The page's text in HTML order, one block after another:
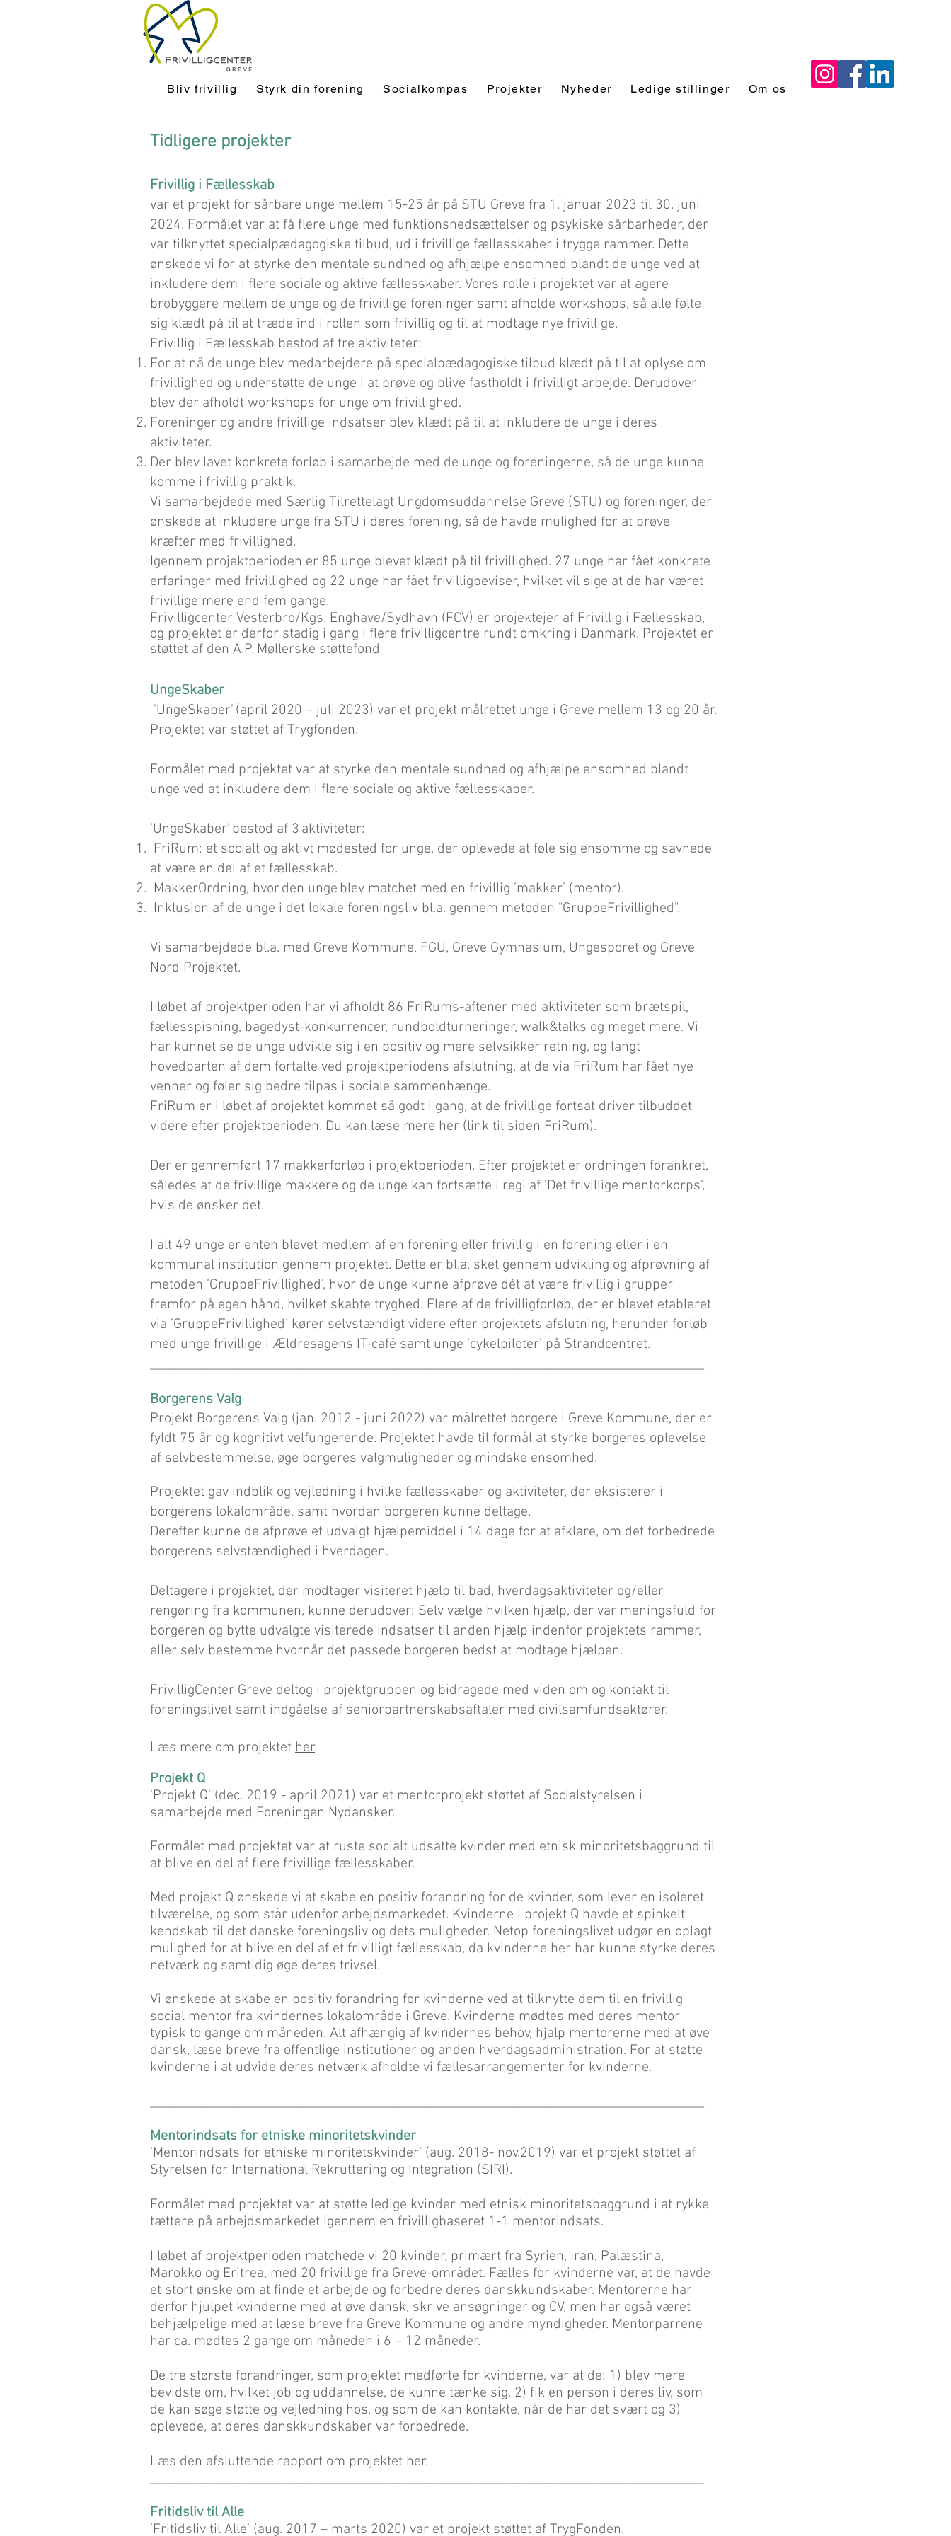
Bliv frivillig Styrk din forening Socialkompas Projekter Nyheder Ledige stillinger Om os
Tidligere projekter
Frivillig i Fællesskab
var et projekt for sårbare unge mellem 15-25 år på STU Greve fra 1. januar 2023 til 30. juni
2024. Formålet var at få flere unge med funktionsnedsættelser og psykiske sårbarheder, der
var tilknyttet specialpædagogiske tilbud, ud i frivillige fællesskaber i trygge rammer. Dette
ønskede vi for at styrke den mentale sundhed og afhjælpe ensomhed blandt de unge ved at
inkludere dem i flere sociale og aktive fællesskaber. Vores rolle i projektet var at agere
brobyggere mellem de unge og de frivillige foreninger samt afholde workshops, så alle følte
sig klædt på til at træde ind i rollen som frivillig og til at modtage nye frivillige.
Frivillig i Fællesskab bestod af tre aktiviteter:
For at nå de unge blev medarbejdere på specialpædagogiske tilbud klædt på til at oplyse om
frivillighed og understøtte de unge i at prøve og blive fastholdt i frivilligt arbejde. Derudover
blev der afholdt workshops for unge om frivillighed.
Foreninger og andre frivillige indsatser blev klædt på til at inkludere de unge i deres
aktiviteter.
Der blev lavet konkrete forløb i samarbejde med de unge og foreningerne, så de unge kunne
komme i frivillig praktik.
Vi samarbejdede med Særlig Tilrettelagt Ungdomsuddannelse Greve (STU) og foreninger, der
ønskede at inkludere unge fra STU i deres forening, så de havde mulighed for at prøve
kræfter med frivillighed.
Igennem projektperioden er 85 unge blevet klædt på til frivillighed. 27 unge har fået konkrete
erfaringer med frivillighed og 22 unge har fået frivilligbeviser, hvilket vil sige at de har været
frivillige mere end fem gange.
Frivilligcenter Vesterbro/Kgs. Enghave/Sydhavn (FCV) er projektejer af Frivillig i Fællesskab,
og projektet er derfor stadig i gang i flere frivilligcentre rundt omkring i Danmark. Projektet er
støttet af den A.P. Møllerske støttefond.
UngeSkaber
’UngeSkaber’ (april 2020 – juli 2023) var et projekt målrettet unge i Greve mellem 13 og 20 år.
Projektet var støttet af Trygfonden.
Formålet med projektet var at styrke den mentale sundhed og afhjælpe ensomhed blandt
unge ved at inkludere dem i flere sociale og aktive fællesskaber.
’UngeSkaber’ bestod af 3 aktiviteter:
FriRum: et socialt og aktivt mødested for unge, der oplevede at føle sig ensomme og savnede
at være en del af et fællesskab.
MakkerOrdning, hvor den unge blev matchet med en frivillig ’makker’ (mentor).
Inklusion af de unge i det lokale foreningsliv bl.a. gennem metoden "GruppeFrivillighed".
Vi samarbejdede bl.a. med Greve Kommune, FGU, Greve Gymnasium, Ungesporet og Greve
Nord Projektet.
I løbet af projektperioden har vi afholdt 86 FriRums-aftener med aktiviteter som brætspil,
fællesspisning, bagedyst-konkurrencer, rundboldturneringer, walk&talks og meget mere. Vi
har kunnet se de unge udvikle sig i en positiv og mere selvsikker retning, og langt
hovedparten af dem fortalte ved projektperiodens afslutning, at de via FriRum har fået nye
venner og føler sig bedre tilpas i sociale sammenhænge.
FriRum er i løbet af projektet kommet så godt i gang, at de frivillige fortsat driver tilbuddet
videre efter projektperioden. Du kan læse mere her (link til siden FriRum).
Der er gennemført 17 makkerforløb i projektperioden. Efter projektet er ordningen forankret,
således at de frivillige makkere og de unge kan fortsætte i regi af ’Det frivillige mentorkorps’,
hvis de ønsker det.
I alt 49 unge er enten blevet medlem af en forening eller frivillig i en forening eller i en
kommunal institution gennem projektet. Dette er bl.a. sket gennem udvikling og afprøvning af
metoden ’GruppeFrivillighed’, hvor de unge kunne afprøve dét at være frivillig i grupper
fremfor på egen hånd, hvilket skabte tryghed. Flere af de frivilligforløb, der er blevet etableret
via ’GruppeFrivillighed’ kører selvstændigt videre efter projektets afslutning, herunder forløb
med unge frivillige i Ældresagens IT-café samt unge ’cykelpiloter’ på Strandcentret.
_______________________________________________________________________________________
Borgerens Valg
Projekt Borgerens Valg (jan. 2012 - juni 2022) var målrettet borgere i Greve Kommune, der er
fyldt 75 år og kognitivt velfungerende. Projektet havde til formål at styrke borgeres oplevelse
af selvbestemmelse, øge borgeres valgmuligheder og mindske ensomhed.
​Projektet gav indblik og vejledning i hvilke fællesskaber og aktiviteter, der eksisterer i
borgerens lokalområde, samt hvordan borgeren kunne deltage.
Derefter kunne de afprøve et udvalgt hjælpemiddel i 14 dage for at afklare, om det forbedrede
borgerens selvstændighed i hverdagen.
Deltagere i projektet, der modtager visiteret hjælp til bad, hverdagsaktiviteter og/eller
rengøring fra kommunen, kunne derudover: Selv vælge hvilken hjælp, der var meningsfuld for
borgeren og bytte udvalgte visiterede indsatser til anden hjælp indenfor projektets rammer,
eller selv bestemme hvornår det passede borgeren bedst at modtage hjælpen.
FrivilligCenter Greve deltog i projektgruppen og bidragede med viden om og kontakt til
foreningslivet samt indgåelse af seniorpartnerskabsaftaler med civilsamfundsaktører.
Læs mere om projektet her.
Projekt Q
'Projekt Q' (dec. 2019 - april 2021) var et mentorprojekt støttet af Socialstyrelsen i
samarbejde med Foreningen Nydansker.
Formålet med projektet var at ruste socialt udsatte kvinder med etnisk minoritetsbaggrund til
at blive en del af flere frivillige fællesskaber.
Med projekt Q ønskede vi at skabe en positiv forandring for de kvinder, som lever en isoleret
tilværelse, og som står udenfor arbejdsmarkedet. Kvinderne i projekt Q havde et spinkelt
kendskab til det danske foreningsliv og dets muligheder. Netop foreningslivet udgør en oplagt
mulighed for at blive en del af et frivilligt fællesskab, da kvinderne her har kunne styrke deres
netværk og samtidig øge deres trivsel.
Vi ønskede at skabe en positiv forandring for kvinderne ved at tilknytte dem til en frivillig
social mentor fra kvindernes lokalområde i Greve. Kvinderne mødtes med deres mentor
typisk to gange om måneden. Alt afhængig af kvindernes behov, hjalp mentorerne med at øve
dansk, læse breve fra offentlige institutioner og anden hverdagsadministration. For at støtte
kvinderne i at udvide deres netværk afholdte vi fællesarrangementer for kvinderne.
_______________________________________________________________________________________
Mentorindsats for etniske minoritetskvinder
’Mentorindsats for etniske minoritetskvinder’ (aug. 2018- nov.2019) var et projekt støttet af
Styrelsen for International Rekruttering og Integration (SIRI).
Formålet med projektet var at støtte ledige kvinder med etnisk minoritetsbaggrund i at rykke
tættere på arbejdsmarkedet igennem en frivilligbaseret 1-1 mentorindsats.
I løbet af projektperioden matchede vi 20 kvinder, primært fra Syrien, Iran, Palæstina,
Marokko og Eritrea, med 20 frivillige fra Greve-området. Fælles for kvinderne var, at de havde
et stort ønske om at finde et arbejde og forbedre deres danskkundskaber. Mentorerne har
derfor hjulpet kvinderne med at øve dansk, skrive ansøgninger og CV, men har også været
behjælpelige med at læse breve fra Greve Kommune og andre myndigheder. Mentorparrene
har ca. mødtes 2 gange om måneden i 6 – 12 måneder.
De tre største forandringer, som projektet medførte for kvinderne, var at de: 1) blev mere
bevidste om, hvilket job og uddannelse, de kunne tænke sig, 2) fik en person i deres liv, som
de kan søge støtte og vejledning hos, og som de kan kontakte, når de har det svært og 3)
oplevede, at deres danskkundskaber var forbedrede.
Læs den afsluttende rapport om projektet her.
_______________________________________________________________________________________
Fritidsliv til Alle
’Fritidsliv til Alle’ (aug. 2017 – marts 2020) var et projekt støttet af TrygFonden.